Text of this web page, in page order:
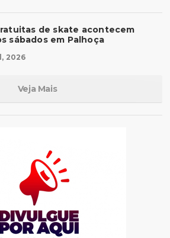
de skate acontecem
sábados em Palhoça
2026
Veja Mais